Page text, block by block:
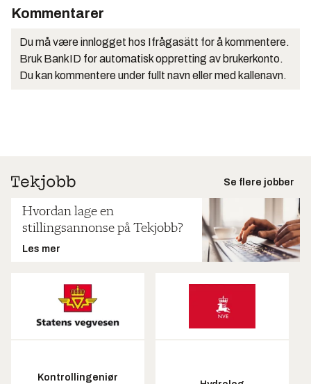
Kommentarer
Du må være innlogget hos Ifrågasätt for å kommentere.
Bruk BankID for automatisk oppretting av brukerkonto.
Du kan kommentere under fullt navn eller med kallenavn.
Se flere jobber
Hvordan lage en
stillingsannonse på Tekjobb?
Les mer
Kontrollingeniør